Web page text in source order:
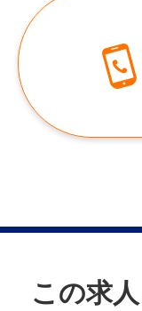
就業日
シフト制
休日・休暇
・有給休暇
～11月に取
この求